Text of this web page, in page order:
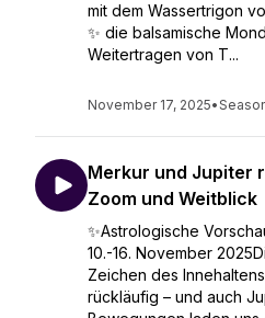
mit dem Wassertrigon
✨ die balsamische
Weitertragen von T...
November 17, 2025•
Merkur und Jupiter
Zoom und Weitblick
✨Astrologische
10.-16. November
Zeichen des
rückläufig – und auch